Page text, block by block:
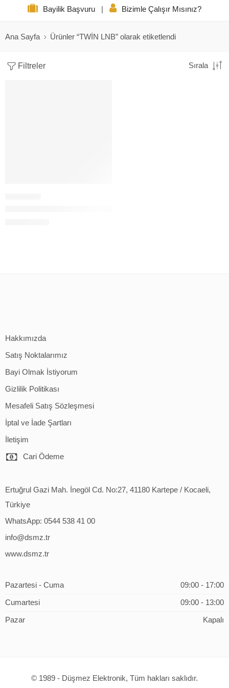
Bayilik Başvuru Bizimle Çalışır Mısınız?
Ana Sayfa Ürünler “TWİN LNB” olarak etiketlendi
Filtreler Sırala
Hakkımızda
Satış Noktalarımız
Bayi Olmak İstiyorum
Gizlilik Politikası
Mesafeli Satış Sözleşmesi
İptal ve İade Şartları
İletişim
Cari Ödeme
Ertuğrul Gazi Mah. İnegöl Cd. No:27, 41180 Kartepe / Kocaeli,
Türkiye
WhatsApp: 0544 538 41 00
info@dsmz.tr
www.dsmz.tr
Pazartesi - Cuma 09:00 - 17:00
Cumartesi 09:00 - 13:00
Pazar Kapalı
© 1989 - Düşmez Elektronik, Tüm hakları saklıdır.